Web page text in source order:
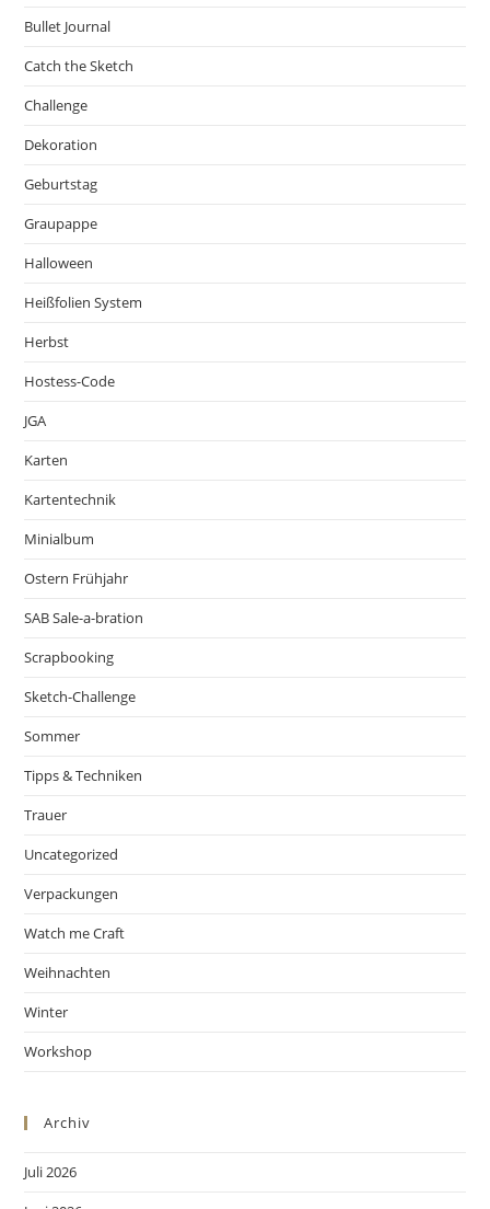
Bullet Journal
Catch the Sketch
Challenge
Dekoration
Geburtstag
Graupappe
Halloween
Heißfolien System
Herbst
Hostess-Code
JGA
Karten
Kartentechnik
Minialbum
Ostern Frühjahr
SAB Sale-a-bration
Scrapbooking
Sketch-Challenge
Sommer
Tipps & Techniken
Trauer
Uncategorized
Verpackungen
Watch me Craft
Weihnachten
Winter
Workshop
Archiv
Juli 2026